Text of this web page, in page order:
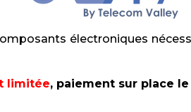
électroniques
limitée, paiement sur place